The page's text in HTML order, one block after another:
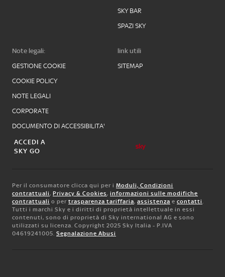
SKY BAR
SPAZI SKY
Note legali:
GESTIONE COOKIE
COOKIE POLICY
NOTE LEGALI
CORPORATE
DOCUMENTO DI ACCESSIBILITA'
link utili
SITEMAP
ACCEDI A
SKY GO
Per il consumatore clicca qui per i Moduli, Condizioni
contrattuali, Privacy & Cookies, informazioni sulle modifiche
contrattuali o per trasparenza tariffaria, assistenza e contatti.
Tutti i marchi Sky e i diritti di proprietà intellettuale in essi
contenuti, sono di proprietà di Sky international AG e sono
utilizzati su licenza. Copyright 2025 Sky Italia - P.IVA
04619241005. Segnalazione Abusi